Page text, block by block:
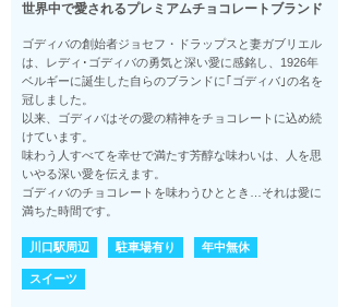
世界中で愛されるプレミアムチョコレートブランド
ゴディバの創始者ジョセフ・ドラップスと妻ガブリエル
は、レディ･ゴディバの勇気と深い愛に感銘し、1926年
ベルギーに誕生した自らのブランドに｢ゴディバ｣の名を
冠しました。
以来、ゴディバはその愛の精神をチョコレートに込め続
けています。
味わう人すべてを幸せで満たす芳醇な味わいは、人を思
いやる深い愛を伝えます。
ゴディバのチョコレートを味わうひととき…それは愛に
満ちた時間です。
川口駅周辺 駐車場有り 年中無休
スイーツ